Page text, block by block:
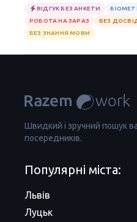
ВІДГУК БЕЗ АНКЕТИ
РОБОТА НА ЗАРАЗ
БЕЗ
БЕЗ ЗНАННЯ МОВИ
Швидкий і зручний пошук
посередників.
Популярні міста:
Львів
Луцьк